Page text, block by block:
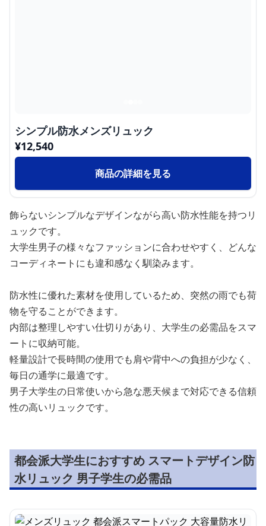
シンプル防水メンズリュック
¥12,540
商品の詳細を見る
飾らないシンプルなデザインながら高い防水性能を持つリ
ュックです。
大学生男子の様々なファッションに合わせやすく、どんな
コーディネートにも違和感なく馴染みます。
防水性に優れた素材を使用しているため、突然の雨でも荷
物を守ることができます。
内部は整理しやすい仕切りがあり、大学生の必需品をスマ
ートに収納可能。
軽量設計で長時間の使用でも肩や背中への負担が少なく、
毎日の通学に最適です。
男子大学生の日常使いから急な悪天候まで対応できる信頼
性の高いリュックです。
都会派大学生におすすめ スマートデザイン防
水リュック 男子学生の必需品